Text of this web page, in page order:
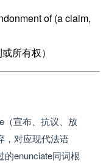
of (a claim,
所有权）
（宣布、抗议、放
，对应现代法语
的enunciate同词根